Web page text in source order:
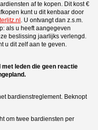
af te kopen. Dit kost €
kunt u dit kenbaar door
. U ontvangt dan z.s.m.
als u heeft aangegeven
beslissing jaarlijks verlengd.
u dit zelf aan te geven.
leden die geen reactie
bardienstreglement. Beknopt
om twee bardiensten per